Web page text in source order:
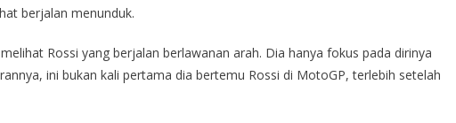
berjalan menunduk.
Rossi yang berjalan berlawanan arah. Dia hanya fokus pada dirinya
ini bukan kali pertama dia bertemu Rossi di MotoGP, terlebih setelah